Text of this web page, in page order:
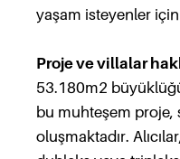
yaşam isteyenler
Proje ve villalar
53.180m2
bu muhteşem proje,
oluşmaktadır.